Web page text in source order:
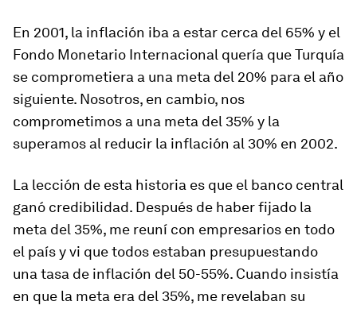
En 2001, la inflación iba a estar cerca del 65% y el
Fondo Monetario Internacional quería que Turquía
se comprometiera a una meta del 20% para el año
siguiente. Nosotros, en cambio, nos
comprometimos a una meta del 35% y la
superamos al reducir la inflación al 30% en 2002.
La lección de esta historia es que el banco central
ganó credibilidad. Después de haber fijado la
meta del 35%, me reuní con empresarios en todo
el país y vi que todos estaban presupuestando
una tasa de inflación del 50-55%. Cuando insistía
en que la meta era del 35%, me revelaban su